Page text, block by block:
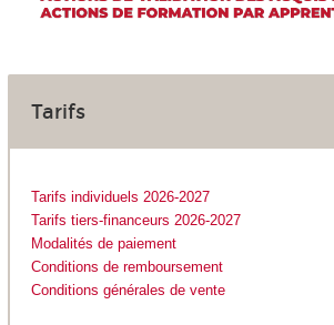
Tarifs
Tarifs individuels 2026-2027
Tarifs tiers-financeurs 2026-2027
Modalités de paiement
Conditions de remboursement
Conditions générales de vente